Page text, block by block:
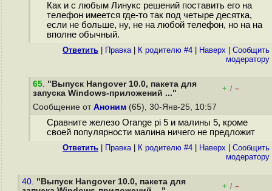
Как и с любым Линукс решений поставить его на
телефон имеется где-то так под четыре десятка,
если не больше, ну, не на любой телефон, но на на
вполне обычный.
Ответить Правка| К родителю #4 Наверх
Cообщить
модератору
65. "Выпуск Hangover 10.0, пакета для
запуска Windows-приложений ..."
+ / –
Сообщение от Аноним (65), 30-Янв-25, 10:57
Сравните железо Orange pi 5 и малины 5, кроме
своей популярности малина ничего не предложит
Ответить Правка| К родителю #4 Наверх
Cообщить
модератору
40. "Выпуск Hangover 10.0, пакета для
+ / –